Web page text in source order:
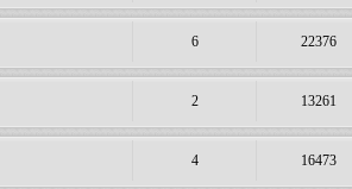
6 22376
2 13261
4 16473